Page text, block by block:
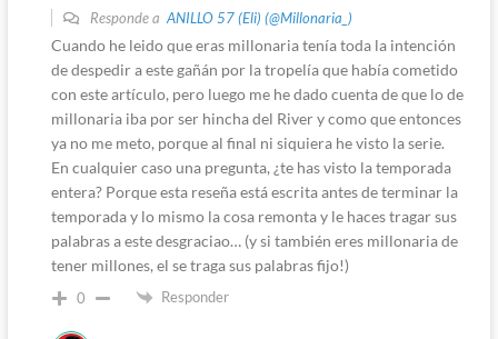
Responde a ANILLO 57 (Eli) (@Millonaria_)
Cuando he leido que eras millonaria tenía toda la intención
de despedir a este gañán por la tropelía que había cometido
con este artículo, pero luego me he dado cuenta de que lo de
millonaria iba por ser hincha del River y como que entonces
ya no me meto, porque al final ni siquiera he visto la serie.
En cualquier caso una pregunta, ¿te has visto la temporada
entera? Porque esta reseña está escrita antes de terminar la
temporada y lo mismo la cosa remonta y le haces tragar sus
palabras a este desgraciao… (y si también eres millonaria de
tener millones, el se traga sus palabras fijo!)
0 Responder